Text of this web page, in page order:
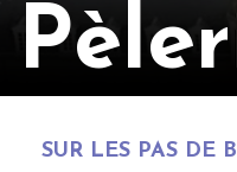
SUR LES PAS DE